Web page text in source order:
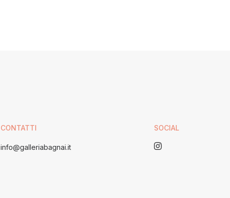
CONTATTI
info@galleriabagnai.it
SOCIAL